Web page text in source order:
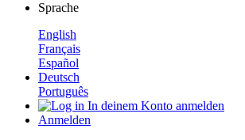
Sprache
English
Français
Español
Deutsch
Português
In deinem Konto anmelden
Anmelden